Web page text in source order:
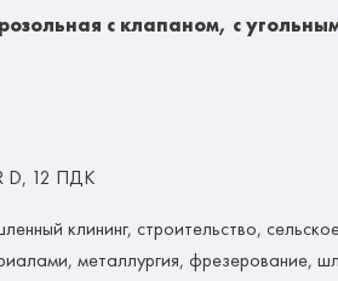
с клапаном, с
D, 12 ПДК
клининг, строительство,
металлургия, фрезерование,